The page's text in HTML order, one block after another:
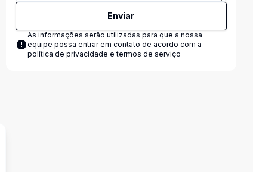
Enviar
As informações serão utilizadas para que a nossa
equipe possa entrar em contato de acordo com a
política de privacidade e termos de serviço